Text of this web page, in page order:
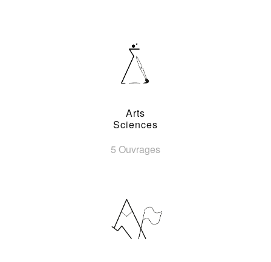
Arts
Sciences
5 Ouvrages